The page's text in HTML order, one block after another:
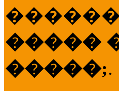
�����
�����;.